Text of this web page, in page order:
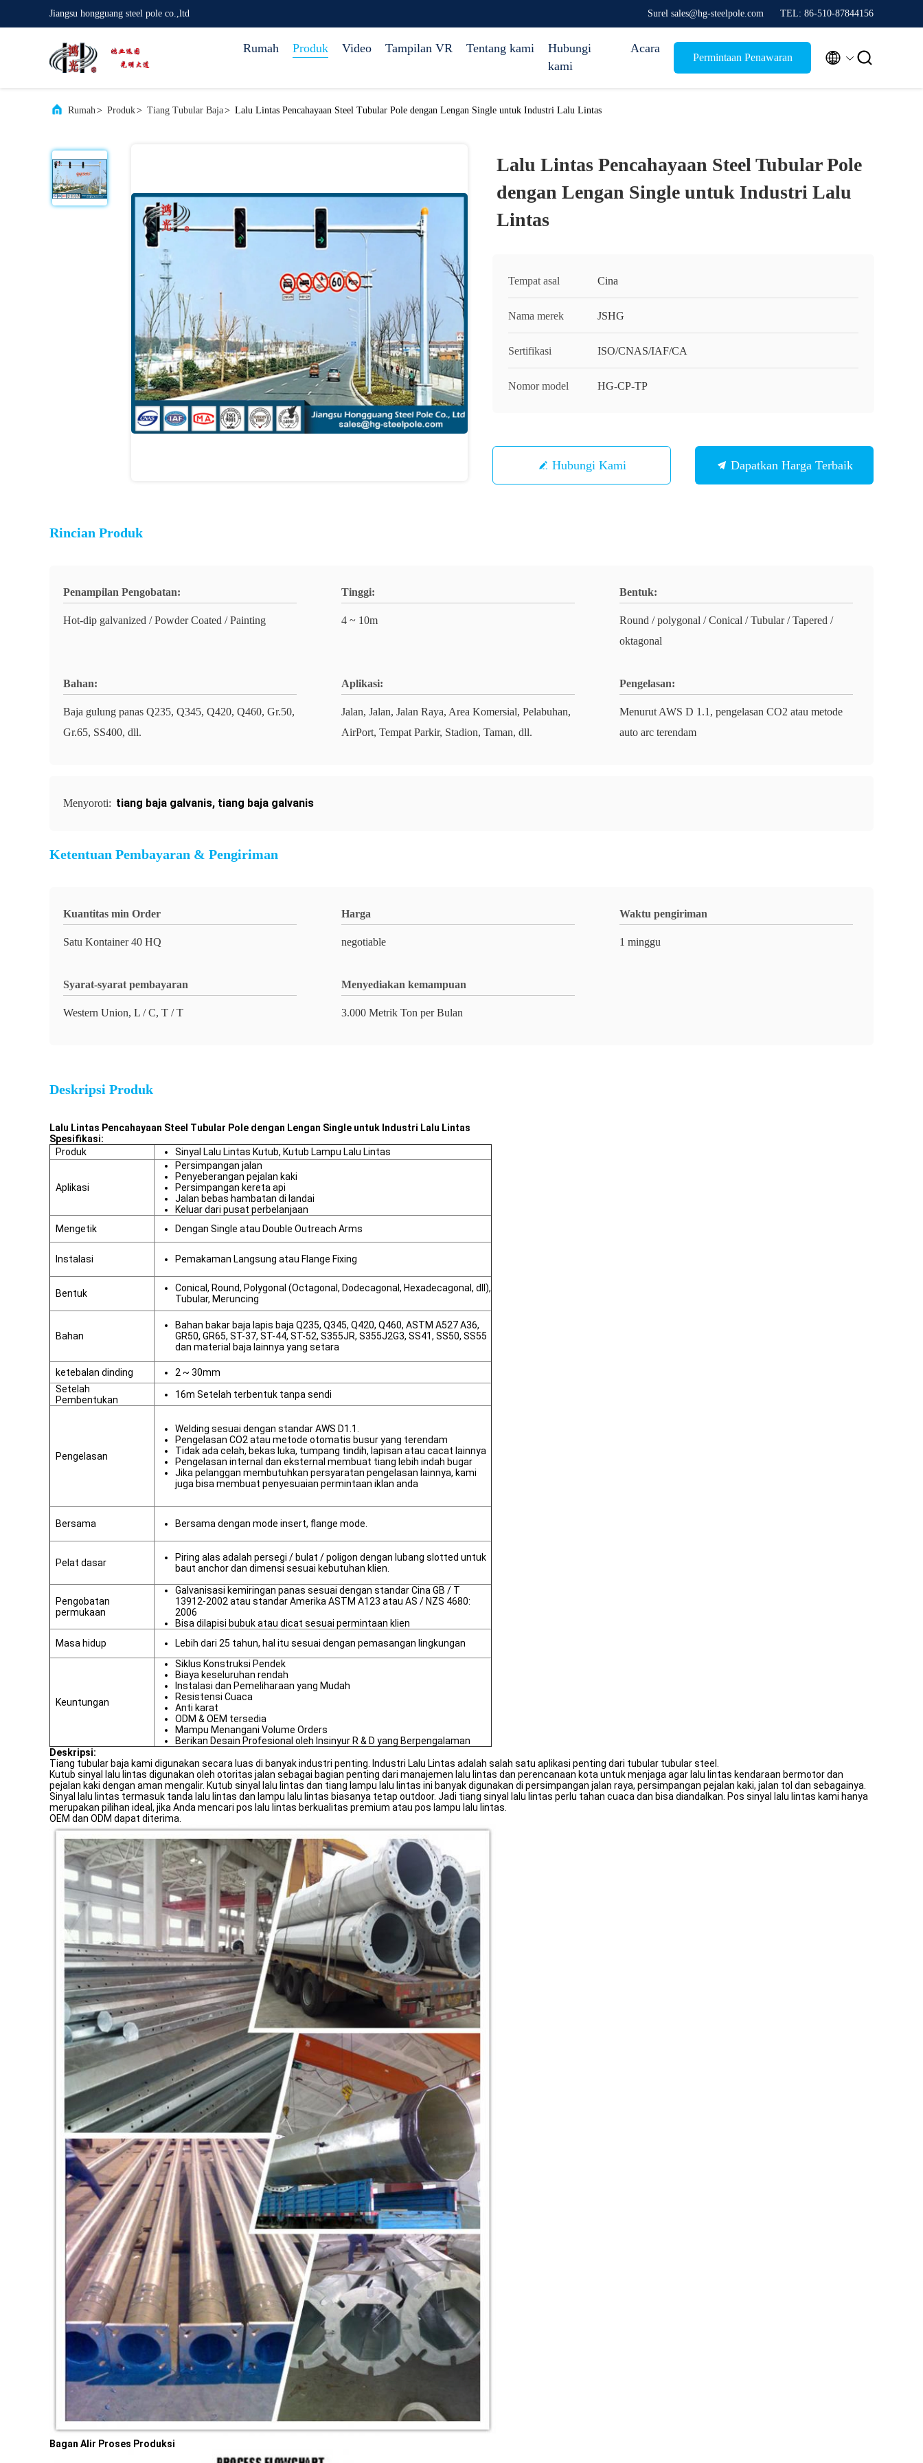
Jiangsu hongguang steel pole co.,ltd Surel sales@hg-steelpole.com TEL: 86-510-87844156
Rumah Produk Video Tampilan VR Tentang kami
Hubungi
kami
Acara
Permintaan Penawaran  
Rumah> Produk> Tiang Tubular Baja> Lalu Lintas Pencahayaan Steel Tubular Pole dengan Lengan Single untuk Industri Lalu Lintas
Lalu Lintas Pencahayaan Steel Tubular Pole
dengan Lengan Single untuk Industri Lalu
Lintas
Tempat asal Cina
Nama merek JSHG
Sertifikasi ISO/CNAS/IAF/CA
Nomor model HG-CP-TP
Hubungi Kami Dapatkan Harga Terbaik
Rincian Produk
Penampilan Pengobatan:
Hot-dip galvanized / Powder Coated / Painting
Tinggi:
4 ~ 10m
Bentuk:
Round / polygonal / Conical / Tubular / Tapered /
oktagonal
Bahan:
Baja gulung panas Q235, Q345, Q420, Q460, Gr.50,
Gr.65, SS400, dll.
Aplikasi:
Jalan, Jalan, Jalan Raya, Area Komersial, Pelabuhan,
AirPort, Tempat Parkir, Stadion, Taman, dll.
Pengelasan:
Menurut AWS D 1.1, pengelasan CO2 atau metode
auto arc terendam
Menyoroti: tiang baja galvanis, tiang baja galvanis
Ketentuan Pembayaran & Pengiriman
Kuantitas min Order
Satu Kontainer 40 HQ
Harga
negotiable
Waktu pengiriman
1 minggu
Syarat-syarat pembayaran
Western Union, L / C, T / T
Menyediakan kemampuan
3.000 Metrik Ton per Bulan
Deskripsi Produk
Lalu Lintas Pencahayaan Steel Tubular Pole dengan Lengan Single untuk Industri Lalu Lintas
Spesifikasi:
Produk
Sinyal Lalu Lintas Kutub, Kutub Lampu Lalu Lintas
Aplikasi
Persimpangan jalan
Penyeberangan pejalan kaki
Persimpangan kereta api
Jalan bebas hambatan di landai
Keluar dari pusat perbelanjaan
Mengetik
Dengan Single atau Double Outreach Arms
Instalasi Pemakaman Langsung atau Flange Fixing
Bentuk
Conical, Round, Polygonal (Octagonal, Dodecagonal, Hexadecagonal, dll),
Tubular, Meruncing
Bahan
Bahan bakar baja lapis baja Q235, Q345, Q420, Q460, ASTM A527 A36,
GR50, GR65, ST-37, ST-44, ST-52, S355JR, S355J2G3, SS41, SS50, SS55
dan material baja lainnya yang setara
ketebalan dinding
2 ~ 30mm
Setelah
Pembentukan
16m Setelah terbentuk tanpa sendi
Pengelasan
Welding sesuai dengan standar AWS D1.1.
Pengelasan CO2 atau metode otomatis busur yang terendam
Tidak ada celah, bekas luka, tumpang tindih, lapisan atau cacat lainnya
Pengelasan internal dan eksternal membuat tiang lebih indah bugar
Jika pelanggan membutuhkan persyaratan pengelasan lainnya, kami
juga bisa membuat penyesuaian permintaan iklan anda
Bersama Bersama dengan mode insert, flange mode.
Pelat dasar
Piring alas adalah persegi / bulat / poligon dengan lubang slotted untuk
baut anchor dan dimensi sesuai kebutuhan klien.
Pengobatan
permukaan
Galvanisasi kemiringan panas sesuai dengan standar Cina GB / T
13912-2002 atau standar Amerika ASTM A123 atau AS / NZS 4680:
2006
Bisa dilapisi bubuk atau dicat sesuai permintaan klien
Masa hidup
Lebih dari 25 tahun, hal itu sesuai dengan pemasangan lingkungan
Keuntungan
Siklus Konstruksi Pendek
Biaya keseluruhan rendah
Instalasi dan Pemeliharaan yang Mudah
Resistensi Cuaca
Anti karat
ODM & OEM tersedia
Mampu Menangani Volume Orders
Berikan Desain Profesional oleh Insinyur R & D yang Berpengalaman
Deskripsi:
Tiang tubular baja kami digunakan secara luas di banyak industri penting. Industri Lalu Lintas adalah salah satu aplikasi penting dari tubular tubular steel.
Kutub sinyal lalu lintas digunakan oleh otoritas jalan sebagai bagian penting dari manajemen lalu lintas dan perencanaan kota untuk menjaga agar lalu lintas kendaraan bermotor dan
pejalan kaki dengan aman mengalir. Kutub sinyal lalu lintas dan tiang lampu lalu lintas ini banyak digunakan di persimpangan jalan raya, persimpangan pejalan kaki, jalan tol dan sebagainya.
Sinyal lalu lintas termasuk tanda lalu lintas dan lampu lalu lintas biasanya tetap outdoor. Jadi tiang sinyal lalu lintas perlu tahan cuaca dan bisa diandalkan. Pos sinyal lalu lintas kami hanya
merupakan pilihan ideal, jika Anda mencari pos lalu lintas berkualitas premium atau pos lampu lalu lintas.
OEM dan ODM dapat diterima.
Bagan Alir Proses Produksi